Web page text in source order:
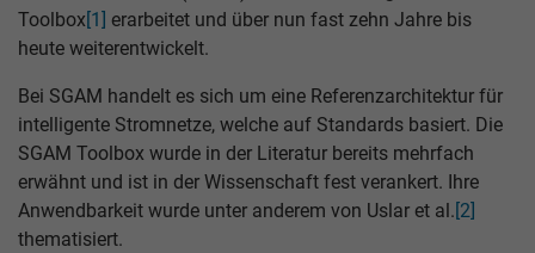
Toolbox[1] erarbeitet und über nun fast zehn Jahre bis
heute weiterentwickelt.
Bei SGAM handelt es sich um eine Referenzarchitektur für
intelligente Stromnetze, welche auf Standards basiert. Die
SGAM Toolbox wurde in der Literatur bereits mehrfach
erwähnt und ist in der Wissenschaft fest verankert. Ihre
Anwendbarkeit wurde unter anderem von Uslar et al.[2]
thematisiert.